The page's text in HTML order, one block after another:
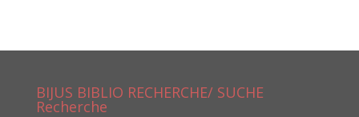
BIJUS BIBLIO RECHERCHE/ SUCHE
Recherche